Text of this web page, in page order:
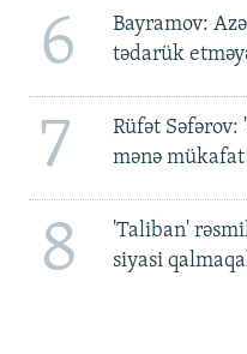
6
Bayramov:
tədarük
7
Rüfət Səfərov:
mənə
8
'Taliban'
siyasi